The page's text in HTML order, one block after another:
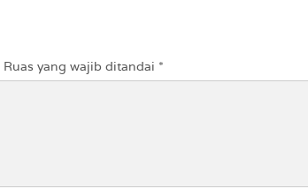
Ruas yang wajib ditandai *